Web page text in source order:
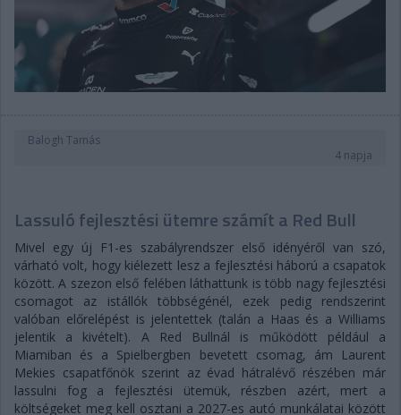
Balogh Tamás
4 napja
Lassuló fejlesztési ütemre számít a Red Bull
Mivel egy új F1-es szabályrendszer első idényéről van szó,
várható volt, hogy kiélezett lesz a fejlesztési háború a csapatok
között. A szezon első felében láthattunk is több nagy fejlesztési
csomagot az istállók többségénél, ezek pedig rendszerint
valóban előrelépést is jelentettek (talán a Haas és a Williams
jelentik a kivételt). A Red Bullnál is működött például a
Miamiban és a Spielbergben bevetett csomag, ám Laurent
Mekies csapatfőnök szerint az évad hátralévő részében már
lassulni fog a fejlesztési ütemük, részben azért, mert a
költségeket meg kell osztani a 2027-es autó munkálatai között